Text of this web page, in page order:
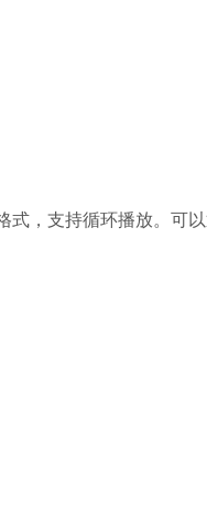
式，支持循环播放。可